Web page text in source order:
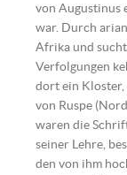
von Augustinus
war. Durch
Afrika und
Verfolgungen
dort ein Kloster,
von Ruspe
waren die
seiner Lehre,
den von ihm